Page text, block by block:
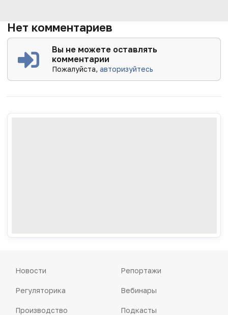
Нет комментариев
Вы не можете оставлять
комментарии
Пожалуйста,авторизуйтесь
Новости
Регуляторика
Производство
Репортажи
Вебинары
Подкасты